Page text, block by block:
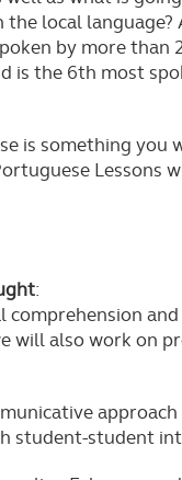
the local language?
by more than
is the 6th most
is something you
Lessons
:
comprehension
will also work on
student-student